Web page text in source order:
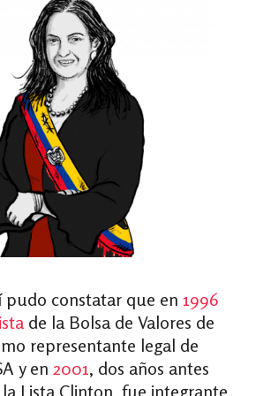
pudo constatar que en 1996
de la Bolsa de Valores de
representante legal de
y en 2001, dos años antes
Lista Clinton, fue integrante